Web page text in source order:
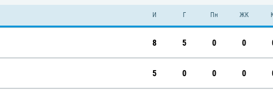
И Г Пн ЖК
8 5 0 0
5 0 0 0